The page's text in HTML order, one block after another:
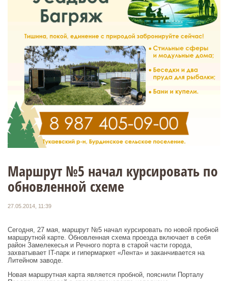
Маршрут №5 начал курсировать по
обновленной схеме
27.05.2014, 11:39
Сегодня, 27 мая, маршрут №5 начал курсировать по новой пробной
маршрутной карте. Обновленная схема проезда включает в себя
район Замелекесья и Речного порта в старой части города,
захватывает IT-парк и гипермаркет «Лента» и заканчивается на
Литейном заводе.
Новая маршрутная карта является пробной, пояснили Порталу